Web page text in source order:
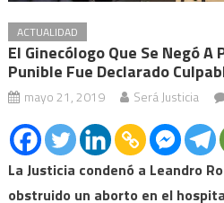
ACTUALIDAD
El Ginecólogo Que Se Negó
Punible Fue Declarado
mayo 21, 2019 Será Justicia
La Justicia condenó a Leandro
obstruido un aborto en el